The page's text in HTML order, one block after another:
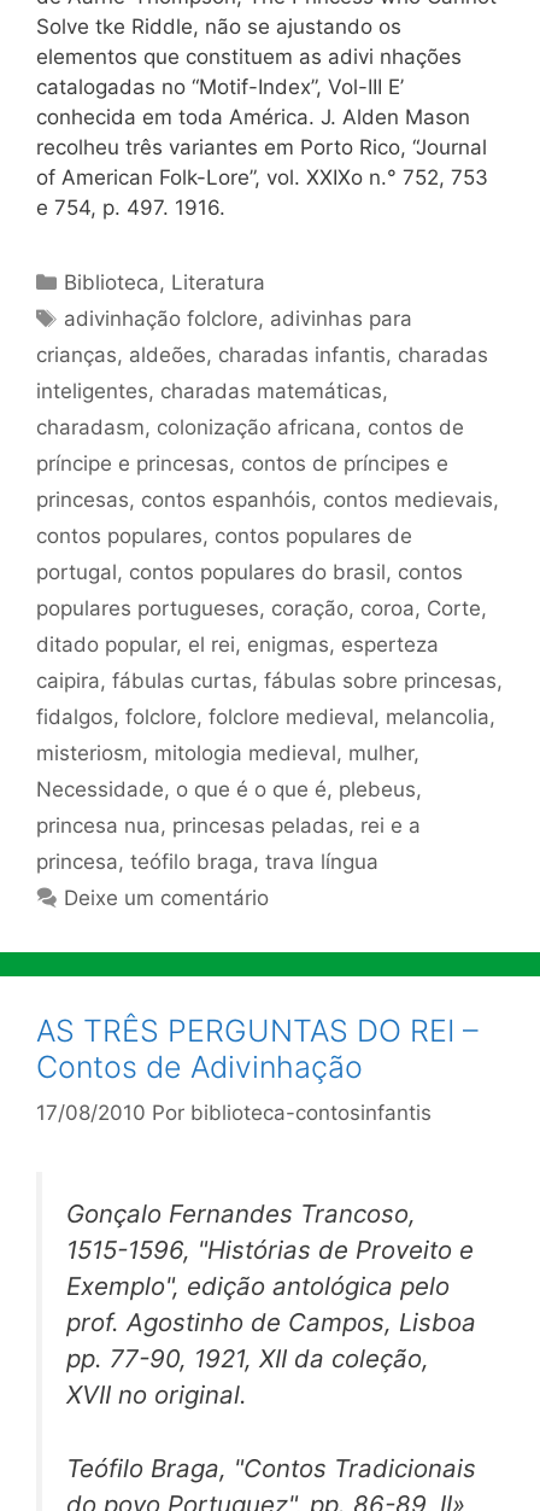
Solve tke Riddle, não se ajustando os
elementos que constituem as adivi nhações
catalogadas no “Motif-Index”, Vol-III E’
conhecida em toda América. J. Alden Mason
recolheu três variantes em Porto Rico, “Journal
of American Folk-Lore”, vol. XXIXo n.° 752, 753
e 754, p. 497. 1916.
Categorias
Biblioteca, Literatura
Tags
adivinhação folclore, adivinhas para
crianças, aldeões, charadas infantis, charadas
inteligentes, charadas matemáticas,
charadasm, colonização africana, contos de
príncipe e princesas, contos de príncipes e
princesas, contos espanhóis, contos medievais,
contos populares, contos populares de
portugal, contos populares do brasil, contos
populares portugueses, coração, coroa, Corte,
ditado popular, el rei, enigmas, esperteza
caipira, fábulas curtas, fábulas sobre princesas,
fidalgos, folclore, folclore medieval, melancolia,
misteriosm, mitologia medieval, mulher,
Necessidade, o que é o que é, plebeus,
princesa nua, princesas peladas, rei e a
princesa, teófilo braga, trava língua
Deixe um comentário
AS TRÊS PERGUNTAS DO REI –
Contos de Adivinhação
17/08/2010 Por biblioteca-contosinfantis
Gonçalo Fernandes Trancoso,
1515-1596, "Histórias de Proveito e
Exemplo", edição antológica pelo
prof. Agostinho de Campos, Lisboa
pp. 77-90, 1921, XII da coleção,
XVII no original.
Teófilo Braga, "Contos Tradicionais
do povo Portuguez", pp. 86-89, II»